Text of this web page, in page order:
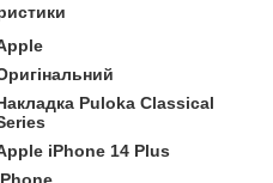
Puloka Classical
iPhone 14 Plus